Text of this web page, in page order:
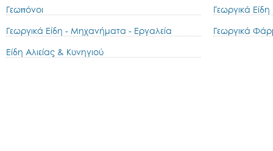
Γεωπόνοι Γεωργικά
Γεωργικά Είδη - Μηχανήματα - Εργαλεία Γεωργικά
Είδη Αλιείας & Κυνηγιού